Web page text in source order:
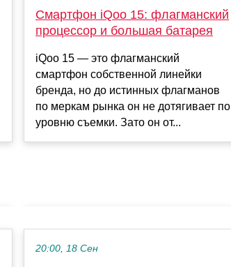
Смартфон iQoo 15: флагманский
процессор и большая батарея
iQoo 15 — это флагманский
смартфон собственной линейки
бренда, но до истинных флагманов
по меркам рынка он не дотягивает по
уровню съемки. Зато он от...
20:00, 18 Сен